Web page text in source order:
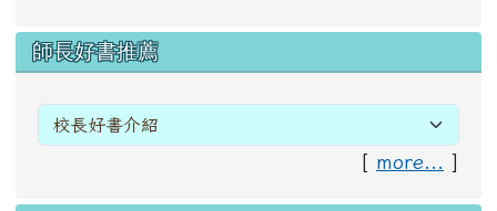
右邊區域內容
師長好書推薦
[ more... ]